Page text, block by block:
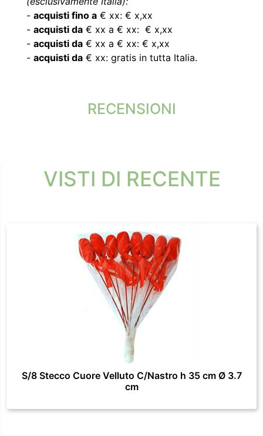
- acquisti fino a € xx: € x,xx
- acquisti da € xx a € xx: € x,xx
- acquisti da € xx a € xx: € x,xx
- acquisti da € xx: gratis in tutta Italia.
RECENSIONI
VISTI DI RECENTE
S/8 Stecco Cuore Velluto C/Nastro h 35 cm Ø 3.7
cm